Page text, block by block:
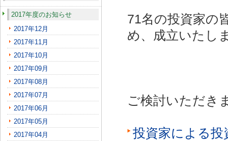
2017年度のお知らせ
2017年12月
2017年11月
2017年10月
2017年09月
2017年08月
2017年07月
2017年06月
2017年05月
2017年04月
71名の投資家の
め、成立いたし
ご検討いただき
投資家による